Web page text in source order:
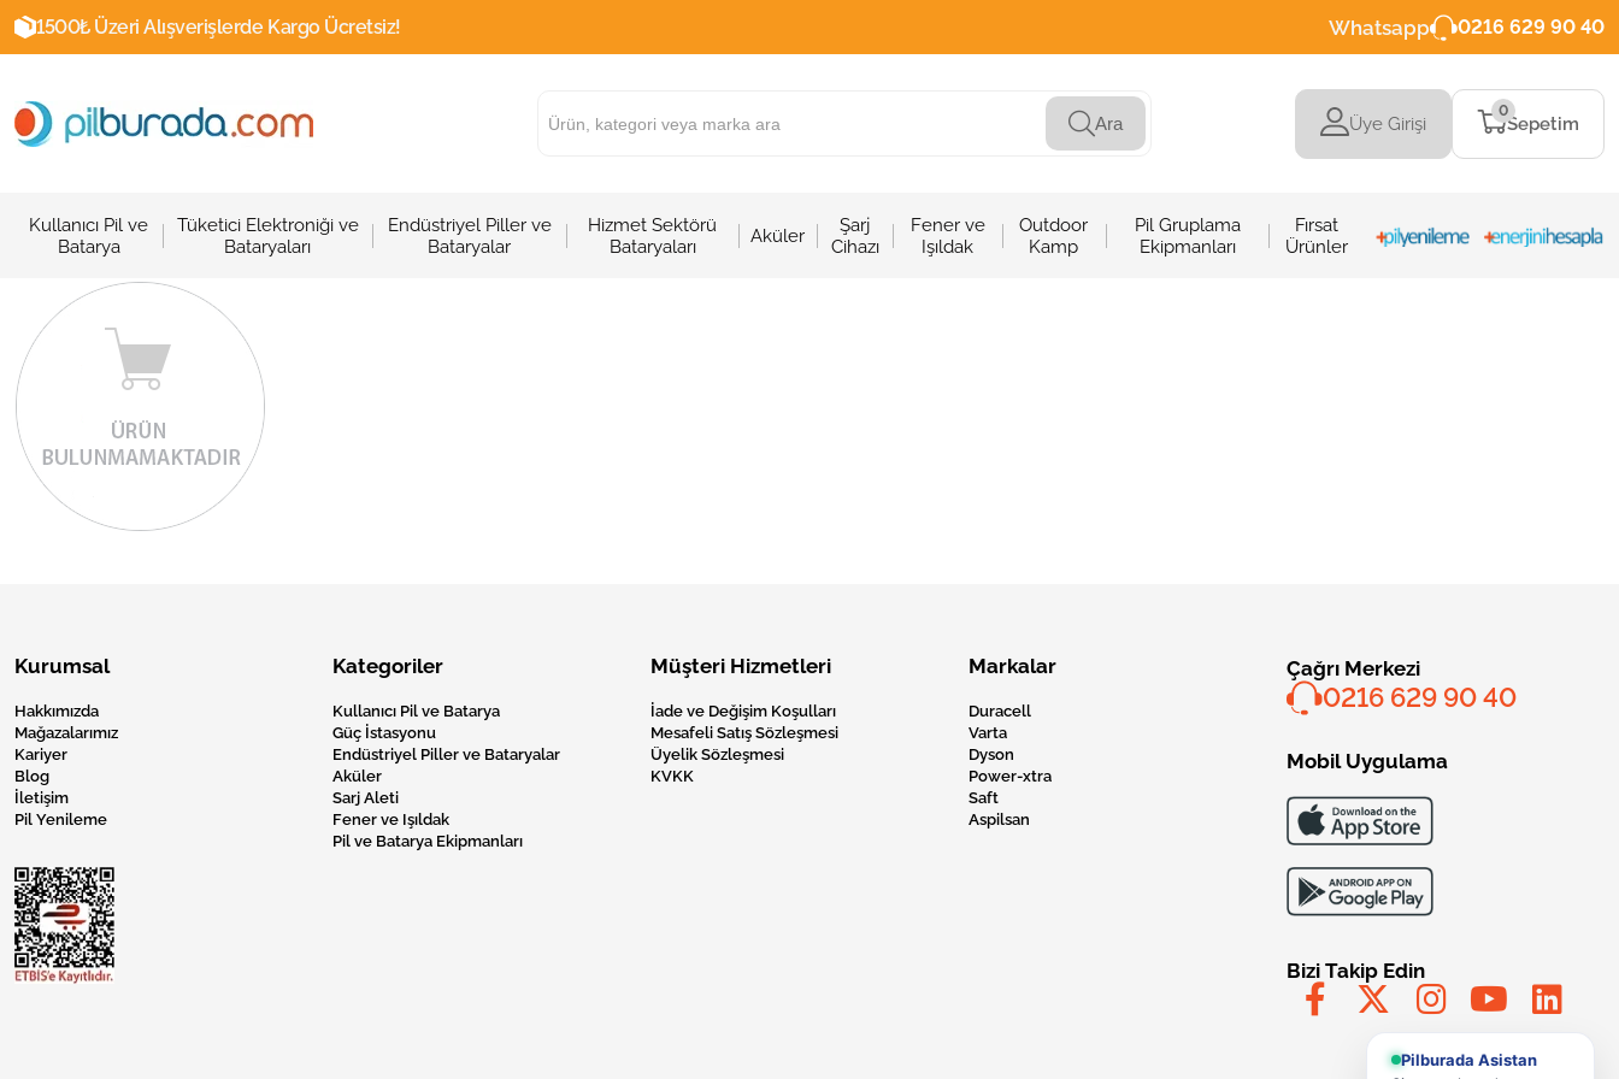
1500₺ Üzeri Alışverişlerde Kargo Ücretsiz! Whatsapp 0216 629 90 40
Ara Üye Girişi Sepetim
0
Kullanıcı Pil ve
Batarya
Tüketici Elektroniği ve
Bataryaları
Endüstriyel Piller ve
Bataryalar
Hizmet Sektörü
Bataryaları
Aküler
Şarj
Cihazı
Fener ve
Işıldak
Outdoor
Kamp
Pil Gruplama
Ekipmanları
Fırsat
Ürünler
Kurumsal
Hakkımızda
Mağazalarımız
Kariyer
Blog
İletişim
Pil Yenileme
Kategoriler
Kullanıcı Pil ve Batarya
Güç İstasyonu
Endüstriyel Piller ve Bataryalar
Aküler
Sarj Aleti
Fener ve Işıldak
Pil ve Batarya Ekipmanları
Müşteri Hizmetleri
İade ve Değişim Koşulları
Mesafeli Satış Sözleşmesi
Üyelik Sözleşmesi
KVKK
Markalar
Duracell
Varta
Dyson
Power-xtra
Saft
Aspilsan
Çağrı Merkezi
0216 629 90 40
Mobil Uygulama
Bizi Takip Edin
Pilburada Asistan